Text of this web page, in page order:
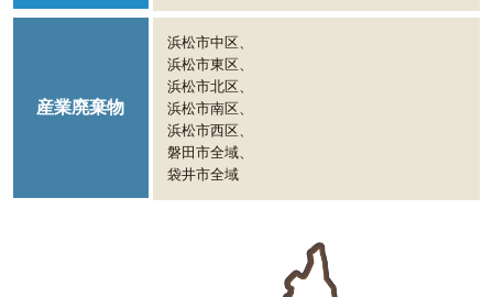
産業廃棄物
浜松市中区、
浜松市東区、
浜松市北区、
浜松市南区、
浜松市西区、
磐田市全域、
袋井市全域